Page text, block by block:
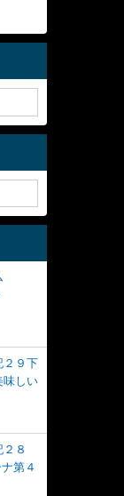
２９下
味しい
８
第４